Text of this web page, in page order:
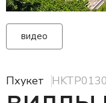
видео
Пхукет